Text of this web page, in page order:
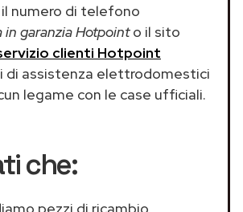
numero di telefono
in garanzia Hotpointo il sito
clienti Hotpoint
di assistenza elettrodomestici
legame con le case ufficiali.
che:
pezzi di ricambio